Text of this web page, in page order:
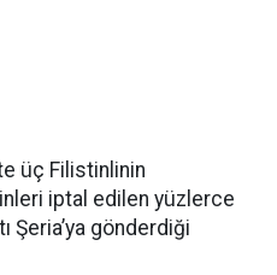
üç Filistinlinin
iptal edilen yüzlerce
Şeria’ya gönderdiği